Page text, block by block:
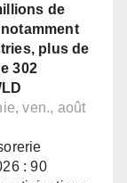
de
plus de
302
ven., août
: 90